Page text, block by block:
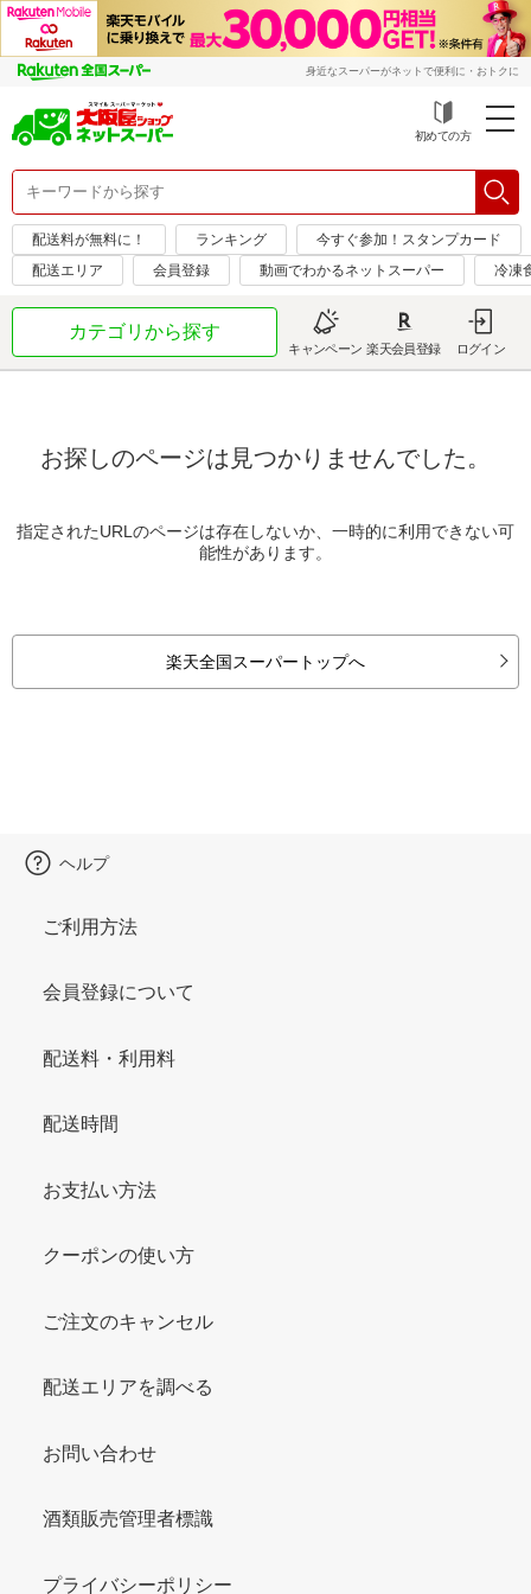
身近なスーパーがネットで便利に・おトクに
初めての方
配送料が無料に！ ランキング
今すぐ参加！スタンプカード
配送エリア
会員登録 動画でわかるネットスーパー 冷凍
カテゴリから探す
キャンペーン 楽天会員登録 ログイン
お探しのページは見つかりませんでした。
指定されたURLのページは存在しないか、一時的に利用できない可
能性があります。
楽天全国スーパートップへ
ヘルプ
ご利用方法
会員登録について
配送料・利用料
配送時間
お支払い方法
クーポンの使い方
ご注文のキャンセル
配送エリアを調べる
お問い合わせ
酒類販売管理者標識
プライバシーポリシー